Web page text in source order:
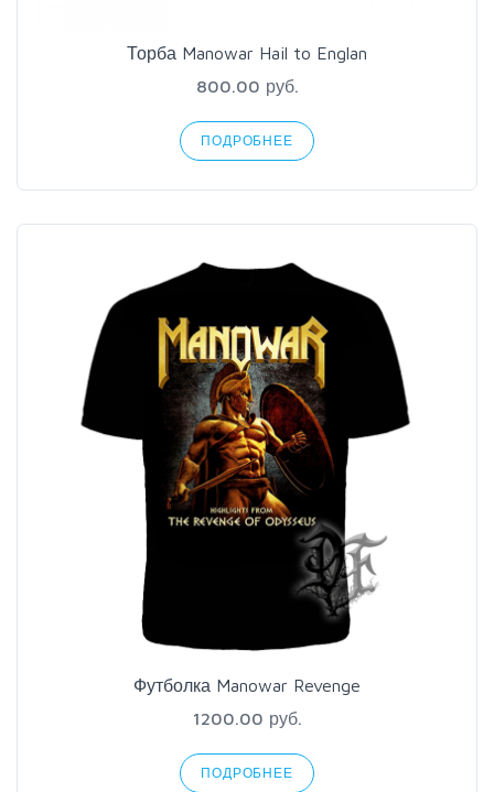
Торба Manowar Hail to Englan
800.00 руб.
ПОДРОБНЕЕ
Футболка Manowar Revenge
1200.00 руб.
ПОДРОБНЕЕ